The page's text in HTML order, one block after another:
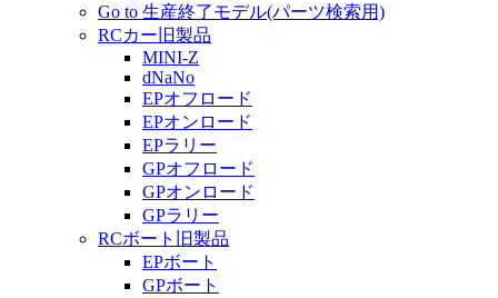
Go to 生産終了モデル(パーツ検索用)
RCカー旧製品
MINI-Z
dNaNo
EPオフロード
EPオンロード
EPラリー
GPオフロード
GPオンロード
GPラリー
RCボート旧製品
EPボート
GPボート